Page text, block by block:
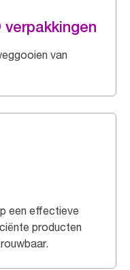
van
een effectieve
producten